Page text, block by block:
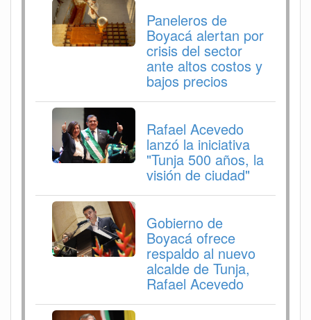
Paneleros de
Boyacá alertan por
crisis del sector
ante altos costos y
bajos precios
Rafael Acevedo
lanzó la iniciativa
"Tunja 500 años, la
visión de ciudad"
Gobierno de
Boyacá ofrece
respaldo al nuevo
alcalde de Tunja,
Rafael Acevedo